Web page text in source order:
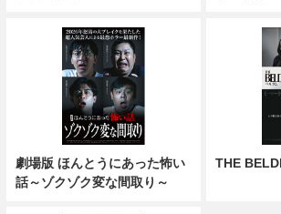
劇場版 ほんとうにあった怖い
話～ゾクゾク変な間取り～
THE